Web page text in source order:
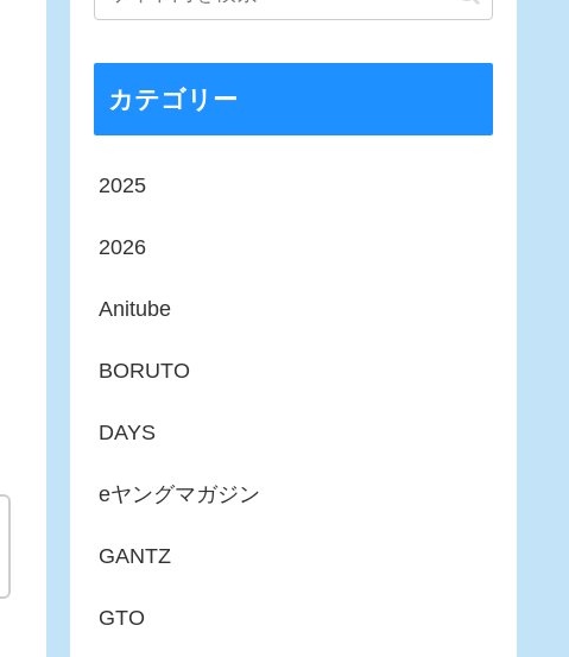
カテゴリー
2025
2026
Anitube
BORUTO
DAYS
eヤングマガジン
GANTZ
GTO